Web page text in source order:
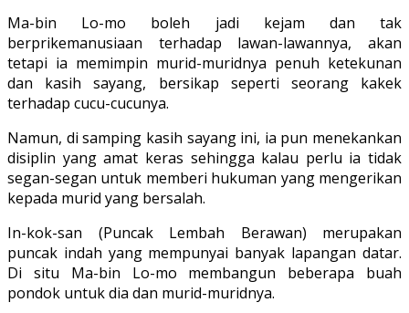
Ma-bin Lo-mo boleh jadi kejam dan tak
berprikemanusiaan terhadap lawan-lawan­nya, akan
tetapi ia memimpin murid-muridnya penuh ketekunan
dan kasih sayang, bersikap seperti seorang kakek
terhadap cucu-cucunya.
Namun, di sam­ping kasih sayang ini, ia pun menekankan
disiplin yang amat keras sehingga kalau perlu ia tidak
segan-segan untuk mem­beri hukuman yang mengerikan
kepada murid yang bersalah.
In-kok-san (Puncak Lembah Berawan) merupakan
puncak indah yang mempu­nyai banyak lapangan datar.
Di situ Ma-bin Lo-mo membangun beberapa buah
pondok untuk dia dan murid-muridnya.